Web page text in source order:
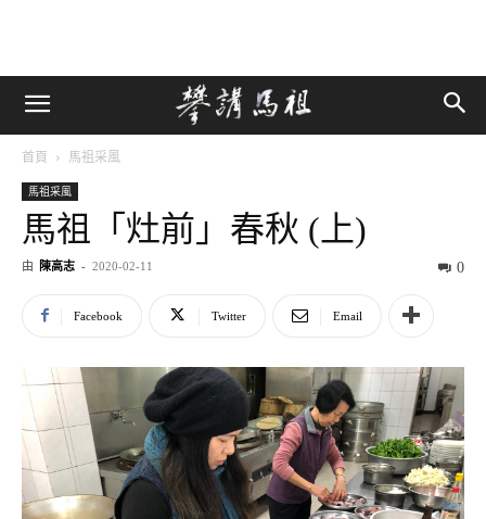
首頁 馬祖采風
馬祖采風
馬祖「灶前」春秋 (上)
由 陳高志 - 2020-02-11 0
Facebook Twitter Email